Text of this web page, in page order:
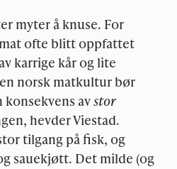
myter å knuse. For
ofte blitt oppfattet
karrige kår og lite
norsk matkultur bør
konsekvens avstor
hevder Viestad.
tilgang på fisk, og
sauekjøtt. Det milde (og